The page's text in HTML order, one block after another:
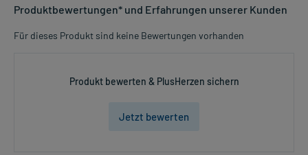
Produktbewertungen* und Erfahrungen unserer Kunden
Für dieses Produkt sind keine Bewertungen vorhanden
Produkt bewerten & PlusHerzen sichern
Jetzt bewerten